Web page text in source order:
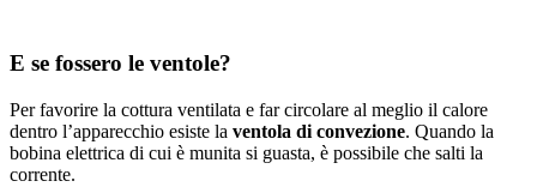
E se fossero le ventole?
Per favorire la cottura ventilata e far circolare al meglio il calore
dentro l’apparecchio esiste la ventola di convezione. Quando la
bobina elettrica di cui è munita si guasta, è possibile che salti la
corrente.